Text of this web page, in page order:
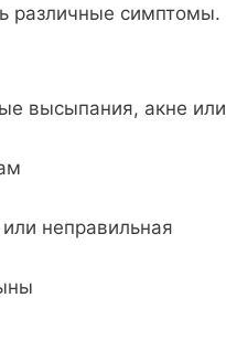
различные симптомы.
высыпания, акне или
неправильная